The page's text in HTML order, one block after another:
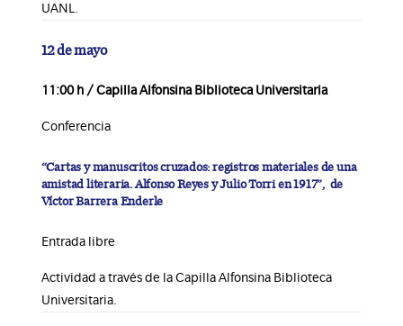
UANL.
12 de mayo
11:00 h / Capilla Alfonsina Biblioteca Universitaria
Conferencia
“Cartas y manuscritos cruzados: registros materiales de una
amistad literaria. Alfonso Reyes y Julio Torri en 1917”, de
Víctor Barrera Enderle
Entrada libre
Actividad a través de la Capilla Alfonsina Biblioteca
Universitaria.